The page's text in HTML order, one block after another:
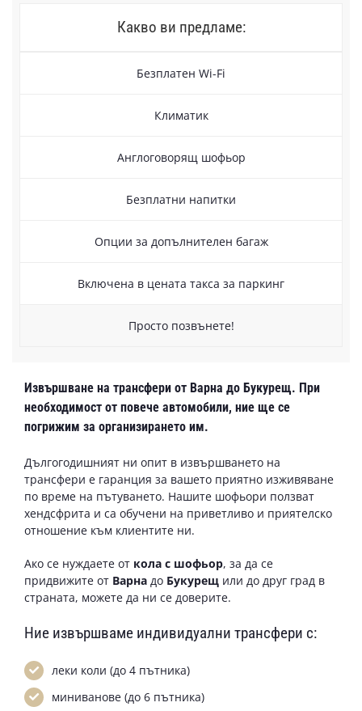
Какво ви предламе:
Безплатен Wi-Fi
Климатик
Англоговорящ шофьор
Безплатни напитки
Опции за допълнителен багаж
Включена в цената такса за паркинг
Просто позвънете!
Извършване на трансфери от Варна до Букурещ. При
необходимост от повече автомобили, ние ще се
погрижим за организирането им.
Дългогодишният ни опит в извършването на
трансфери е гаранция за вашето приятно изживяване
по време на пътуването. Нашите шофьори ползват
хендсфрита и са обучени на приветливо и приятелско
отношение към клиентите ни.
Ако се нуждаете от кола с шофьор, за да се
придвижите от Варна до Букурещ или до друг град в
страната, можете да ни се доверите.
Ние извършваме индивидуални трансфери с:
леки коли (до 4 пътника)
миниванове (до 6 пътника)